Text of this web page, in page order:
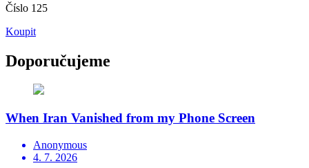
Číslo 125
Koupit
Doporučujeme
When Iran Vanished from my Phone Screen
Anonymous
4. 7. 2026